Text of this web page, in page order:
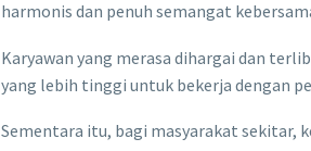
harmonis dan penuh semangat
Karyawan yang merasa dihargai dan
yang lebih tinggi untuk bekerja dengan
Sementara itu, bagi masyarakat sekitar,